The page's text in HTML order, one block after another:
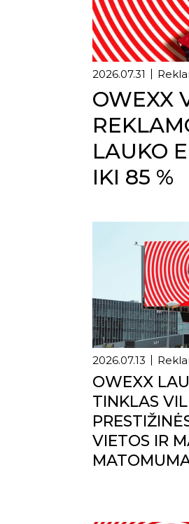
2026.07.31
OWEXX
LAUKO
IKI 85 %
2026.07.13
OWEXX
TINKLAS
VIETOS IR